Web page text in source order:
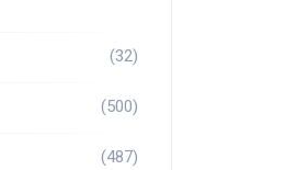
(32)
(500)
(487)